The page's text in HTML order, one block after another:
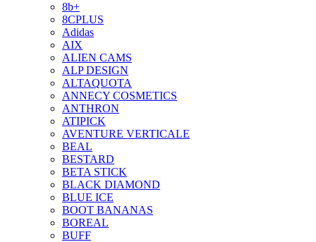
8b+
8CPLUS
Adidas
AIX
ALIEN CAMS
ALP DESIGN
ALTAQUOTA
ANNECY COSMETICS
ANTHRON
ATIPICK
AVENTURE VERTICALE
BEAL
BESTARD
BETA STICK
BLACK DIAMOND
BLUE ICE
BOOT BANANAS
BOREAL
BUFF